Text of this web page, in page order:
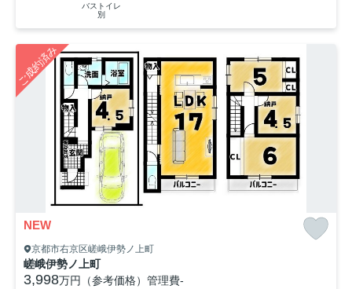
バストイレ
別
ご成約済み
NEW
京都市右京区嵯峨伊勢ノ上町
嵯峨伊勢ノ上町
3,998万円（参考価格） 管理費-